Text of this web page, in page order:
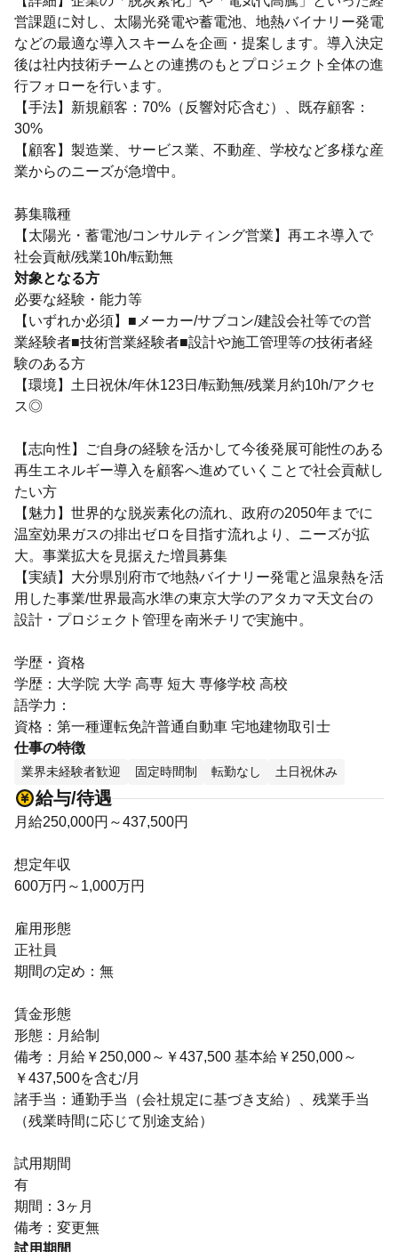
営課題に対し、太陽光発電や蓄電池、地熱バイナリー発電
などの最適な導入スキームを企画・提案します。導入決定
後は社内技術チームとの連携のもとプロジェクト全体の進
行フォローを行います。
【手法】新規顧客：70%（反響対応含む）、既存顧客：
30%
【顧客】製造業、サービス業、不動産、学校など多様な産
業からのニーズが急増中。
募集職種
【太陽光・蓄電池/コンサルティング営業】再エネ導入で
社会貢献/残業10h/転勤無
対象となる方
必要な経験・能力等
【いずれか必須】■メーカー/サブコン/建設会社等での営
業経験者■技術営業経験者■設計や施工管理等の技術者経
験のある方
【環境】土日祝休/年休123日/転勤無/残業月約10h/アクセ
ス◎
【志向性】ご自身の経験を活かして今後発展可能性のある
再生エネルギー導入を顧客へ進めていくことで社会貢献し
たい方
【魅力】世界的な脱炭素化の流れ、政府の2050年までに
温室効果ガスの排出ゼロを目指す流れより、ニーズが拡
大。事業拡大を見据えた増員募集
【実績】大分県別府市で地熱バイナリー発電と温泉熱を活
用した事業/世界最高水準の東京大学のアタカマ天文台の
設計・プロジェクト管理を南米チリで実施中。
学歴・資格
学歴：大学院 大学 高専 短大 専修学校 高校
語学力：
資格：第一種運転免許普通自動車 宅地建物取引士
仕事の特徴
業界未経験者歓迎 固定時間制 転勤なし 土日祝休み
給与/待遇
月給250,000円～437,500円
想定年収
600万円～1,000万円
雇用形態
正社員
期間の定め：無
賃金形態
形態：月給制
備考：月給￥250,000～￥437,500 基本給￥250,000～
￥437,500を含む/月
諸手当：通勤手当（会社規定に基づき支給）、残業手当
（残業時間に応じて別途支給）
試用期間
有
期間：3ヶ月
備考：変更無
試用期間